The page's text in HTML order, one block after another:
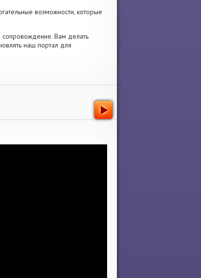
возможности, которые
сопровождение. Вам делать
наш портал для